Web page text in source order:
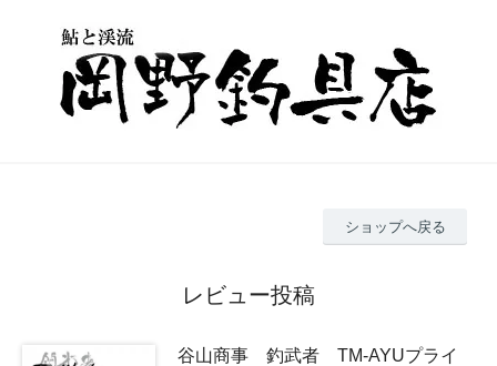
ショップへ戻る
レビュー投稿
谷山商事 釣武者 TM-AYUプライ